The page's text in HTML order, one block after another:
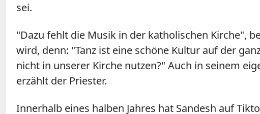
sei.
"Dazu fehlt die Musik in der katholischen Kirche",
wird, denn: "Tanz ist eine schöne Kultur auf der
nicht in unserer Kirche nutzen?" Auch in seinem
erzählt der Priester.
Innerhalb eines halben Jahres hat Sandesh auf